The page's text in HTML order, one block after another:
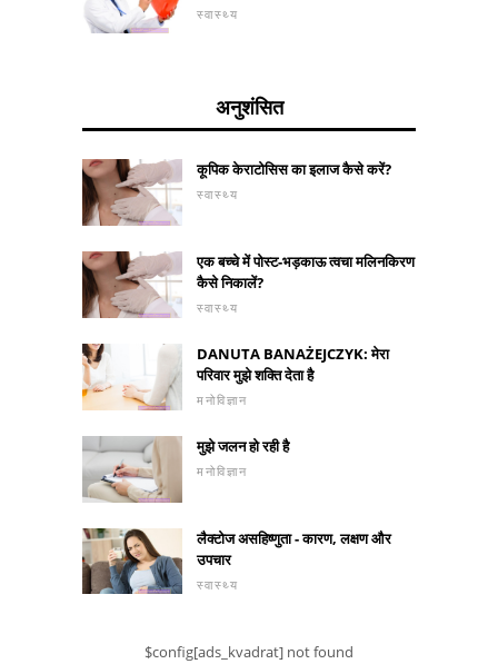
स्वास्थ्य
अनुशंसित
कूपिक केराटोसिस का इलाज कैसे करें?
स्वास्थ्य
एक बच्चे में पोस्ट-भड़काऊ त्वचा मलिनकिरण
कैसे निकालें?
स्वास्थ्य
DANUTA BANAŻEJCZYK: मेरा
परिवार मुझे शक्ति देता है
मनोविज्ञान
मुझे जलन हो रही है
मनोविज्ञान
लैक्टोज असहिष्णुता - कारण, लक्षण और
उपचार
स्वास्थ्य
$config[ads_kvadrat] not found